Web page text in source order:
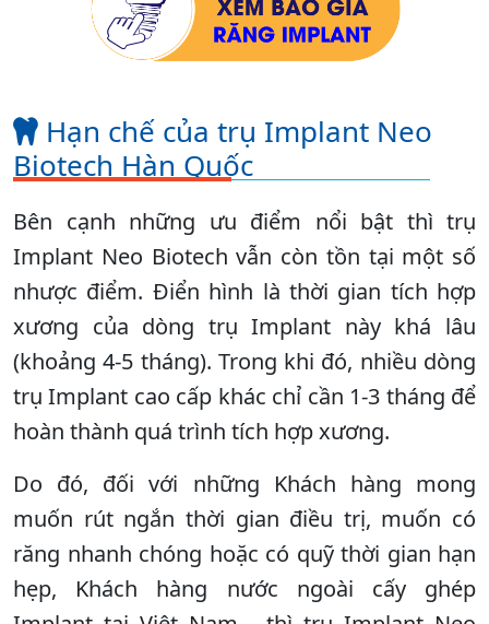
Hạn chế của trụ Implant Neo
Biotech Hàn Quốc
Bên cạnh những ưu điểm nổi bật thì trụ
Implant Neo Biotech vẫn còn tồn tại một số
nhược điểm. Điển hình là thời gian tích hợp
xương của dòng trụ Implant này khá lâu
(khoảng 4-5 tháng). Trong khi đó, nhiều dòng
trụ Implant cao cấp khác chỉ cần 1-3 tháng để
hoàn thành quá trình tích hợp xương.
Do đó, đối với những Khách hàng mong
muốn rút ngắn thời gian điều trị, muốn có
răng nhanh chóng hoặc có quỹ thời gian hạn
hẹp, Khách hàng nước ngoài cấy ghép